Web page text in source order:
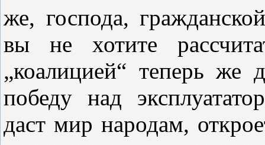
же, господа,
вы не хотите
„коалицией“ теперь же
победу над
даст мир народам,